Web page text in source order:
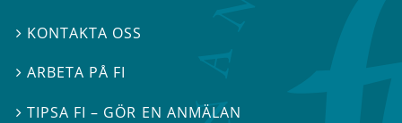
 KONTAKTA OSS
ARBETA PÅ FI
TIPSA FI – GÖR EN ANMÄLAN